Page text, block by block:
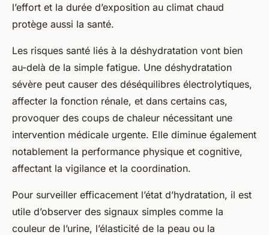
l’effort et la durée d’exposition au climat chaud
protège aussi la santé.
Les risques santé liés à la déshydratation vont bien
au-delà de la simple fatigue. Une déshydratation
sévère peut causer des déséquilibres électrolytiques,
affecter la fonction rénale, et dans certains cas,
provoquer des coups de chaleur nécessitant une
intervention médicale urgente. Elle diminue également
notablement la performance physique et cognitive,
affectant la vigilance et la coordination.
Pour surveiller efficacement l’état d’hydratation, il est
utile d’observer des signaux simples comme la
couleur de l’urine, l’élasticité de la peau ou la